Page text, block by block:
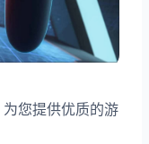
您提供优质的游